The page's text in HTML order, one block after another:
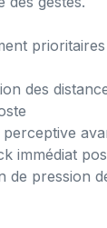
des
perceptive
immédiat
de pression